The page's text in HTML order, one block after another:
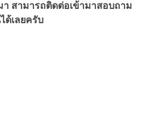
า สามารถติดต่อเข้ามาสอบถาม
ด้เลยครับ